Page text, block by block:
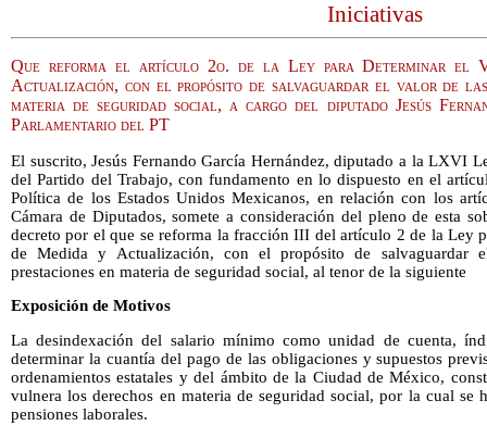
Iniciativas
Que reforma el artículo 2o. de la Ley para Determinar el
Actualización, con el propósito de salvaguardar el valor de las
materia de seguridad social, a cargo del diputado Jesús
Parlamentario del PT
El suscrito, Jesús Fernando García Hernández, diputado a la LXVI
del Partido del Trabajo, con fundamento en lo dispuesto en el
Política de los Estados Unidos Mexicanos, en relación con los
Cámara de Diputados, somete a consideración del pleno de esta
decreto por el que se reforma la fracción III del artículo 2 de la Ley
de Medida y Actualización, con el propósito de salvaguardar
prestaciones en materia de seguridad social, al tenor de la siguiente
Exposición de Motivos
La desindexación del salario mínimo como unidad de cuenta,
determinar la cuantía del pago de las obligaciones y supuestos
ordenamientos estatales y del ámbito de la Ciudad de México,
vulnera los derechos en materia de seguridad social, por la cual se
pensiones laborales.